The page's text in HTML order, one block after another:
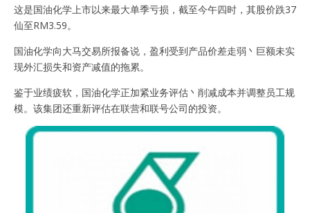
这是国油化学上市以来最大单季亏损，截至今午四时，其股价跌37
仙至RM3.59。
国油化学向大马交易所报备说，盈利受到产品价差走弱丶巨额未实
现外汇损失和资产减值的拖累。
鉴于业绩疲软，国油化学正加紧业务评估丶削减成本并调整员工规
模。该集团还重新评估在联营和联号公司的投资。